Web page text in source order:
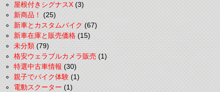
屋根付きシグナスX(3)
新商品！(25)
新車とカスタムバイク(67)
新車在庫と販売価格(15)
未分類(79)
格安ウェラブルカメラ販売(1)
特選中古車情報(30)
親子でバイク体験(1)
電動スクーター(1)